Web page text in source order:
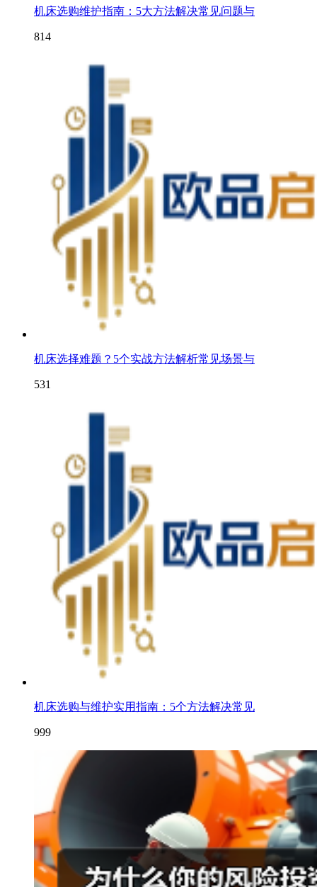
机床选购维护指南：5大方法解决常见问题与
814
机床选择难题？5个实战方法解析常见场景与
531
机床选购与维护实用指南：5个方法解决常见
999